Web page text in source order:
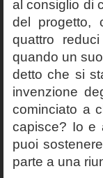
al consiglio di
del progetto,
quattro
quando un
detto che si
invenzione
cominciato a
capisce? Io e
puoi
parte a una